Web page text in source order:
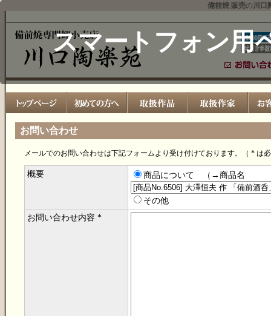
備前焼 販売の川口
スマートフォン用
お問い合わせ
メールでのお問い合わせは下記フォームより受け付けております。（ * は
概要 商品について （→商品名
その他
お問い合わせ内容 *